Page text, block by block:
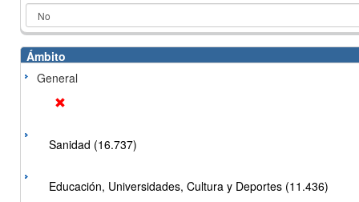
Ámbito
General
Sanidad (16.737)
Educación, Universidades, Cultura y Deportes (11.436)